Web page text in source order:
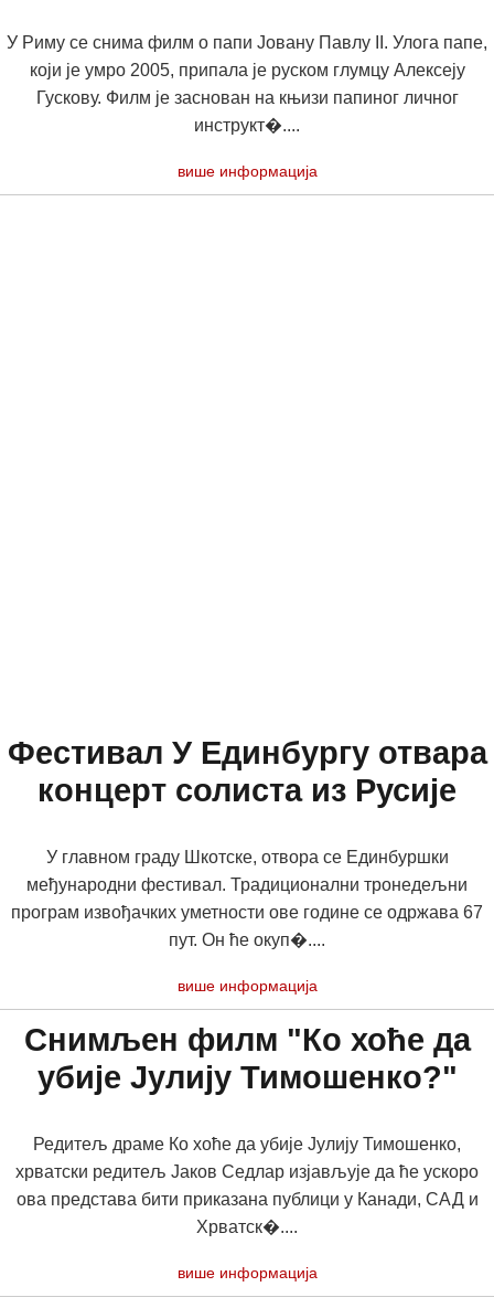
У Риму се снима филм о папи Јовану Павлу II. Улога папе,
који је умро 2005, припала је руском глумцу Алексеју
Гускову. Филм је заснован на књизи папиног личног
инструкт�....
више информација
Фестивал У Единбургу отвара
концерт солиста из Русије
У главном граду Шкотске, отвора се Единбуршки
међународни фестивал. Традиционални тронедељни
програм извођачких уметности ове године се одржава 67
пут. Он ће окуп�....
више информација
Снимљен филм "Ко хоће да
убије Јулију Тимошенко?"
Редитељ драме Ко хоће да убије Јулију Тимошенко,
хрватски редитељ Јаков Седлар изјављује да ће ускоро
ова представа бити приказана публици у Канади, САД и
Хрватск�....
више информација